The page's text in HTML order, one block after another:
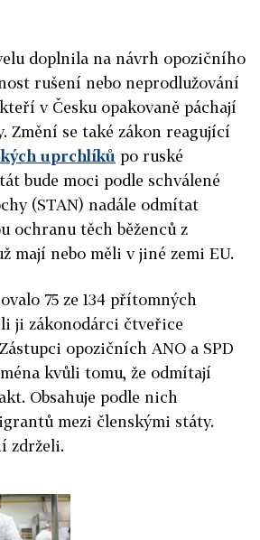
doplnila na návrh opozičního
rušení nebo neprodlužování
v Česku opakovaně páchají
Změní se také zákon reagující
uprchlíků po ruské
bude moci podle schválené
(STAN) nadále odmítat
ochranu těch běženců z
mají nebo měli v jiné zemi EU.
75 ze 134 přítomných
ji zákonodárci čtveřice
opozičních ANO a SPD
kvůli tomu, že odmítají
Obsahuje podle nich
mezi členskými státy.
zdrželi.